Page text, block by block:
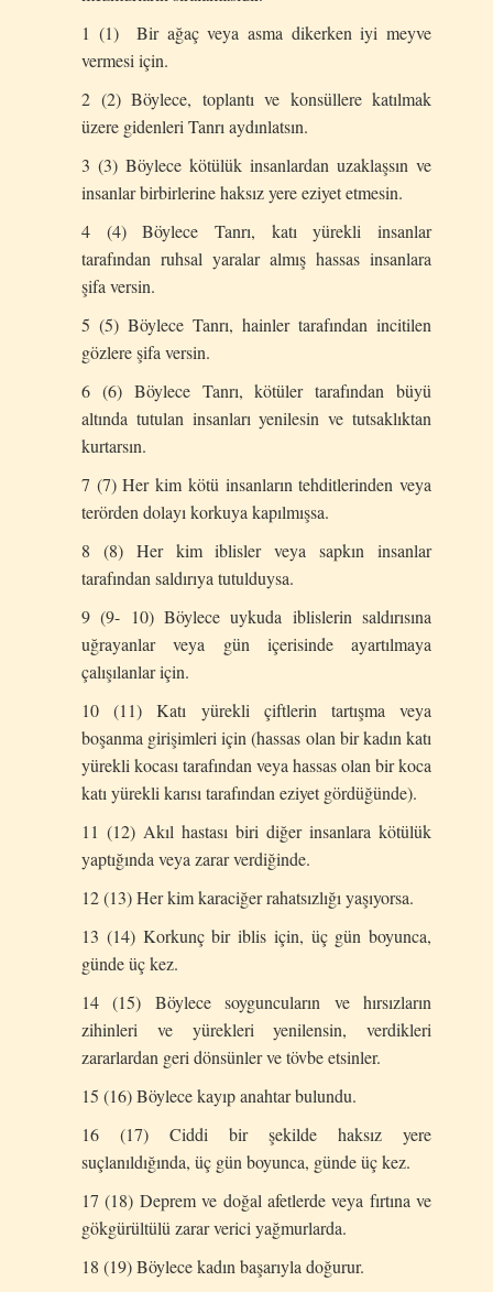
1 (1) Bir ağaç veya asma dikerken iyi meyve
vermesi için.
2 (2) Böylece, toplantı ve konsüllere katılmak
üzere gidenleri Tanrı aydınlatsın.
3 (3) Böylece kötülük insanlardan uzaklaşsın ve
insanlar birbirlerine haksız yere eziyet etmesin.
4 (4) Böylece Tanrı, katı yürekli insanlar
tarafından ruhsal yaralar almış hassas insanlara
şifa versin.
5 (5) Böylece Tanrı, hainler tarafından incitilen
gözlere şifa versin.
6 (6) Böylece Tanrı, kötüler tarafından büyü
altında tutulan insanları yenilesin ve tutsaklıktan
kurtarsın.
7 (7) Her kim kötü insanların tehditlerinden veya
terörden dolayı korkuya kapılmışsa.
8 (8) Her kim iblisler veya sapkın insanlar
tarafından saldırıya tutulduysa.
9 (9- 10) Böylece uykuda iblislerin saldırısına
uğrayanlar veya gün içerisinde ayartılmaya
çalışılanlar için.
10 (11) Katı yürekli çiftlerin tartışma veya
boşanma girişimleri için (hassas olan bir kadın katı
yürekli kocası tarafından veya hassas olan bir koca
katı yürekli karısı tarafından eziyet gördüğünde).
11 (12) Akıl hastası biri diğer insanlara kötülük
yaptığında veya zarar verdiğinde.
12 (13) Her kim karaciğer rahatsızlığı yaşıyorsa.
13 (14) Korkunç bir iblis için, üç gün boyunca,
günde üç kez.
14 (15) Böylece soyguncuların ve hırsızların
zihinleri ve yürekleri yenilensin, verdikleri
zararlardan geri dönsünler ve tövbe etsinler.
15 (16) Böylece kayıp anahtar bulundu.
16 (17) Ciddi bir şekilde haksız yere
suçlanıldığında, üç gün boyunca, günde üç kez.
17 (18) Deprem ve doğal afetlerde veya fırtına ve
gökgürültülü zarar verici yağmurlarda.
18 (19) Böylece kadın başarıyla doğurur.